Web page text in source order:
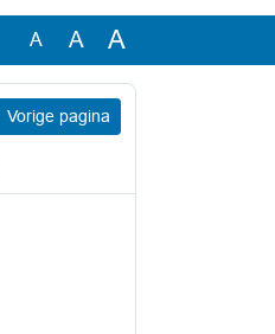
A A A
Vorige pagina